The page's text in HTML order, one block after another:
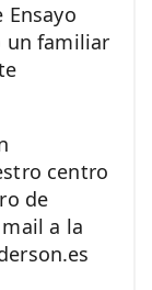
un familiar
centro
de
a la